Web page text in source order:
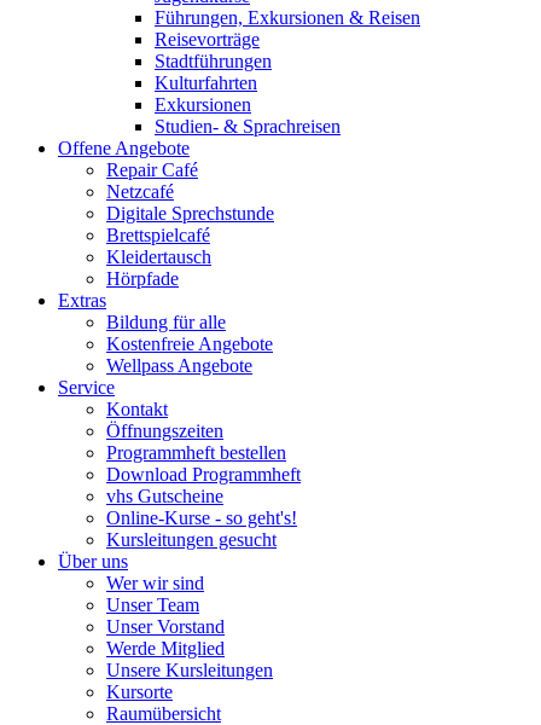
Führungen, Exkursionen & Reisen
Reisevorträge
Stadtführungen
Kulturfahrten
Exkursionen
Studien- & Sprachreisen
Offene Angebote
Repair Café
Netzcafé
Digitale Sprechstunde
Brettspielcafé
Kleidertausch
Hörpfade
Extras
Bildung für alle
Kostenfreie Angebote
Wellpass Angebote
Service
Kontakt
Öffnungszeiten
Programmheft bestellen
Download Programmheft
vhs Gutscheine
Online-Kurse - so geht's!
Kursleitungen gesucht
Über uns
Wer wir sind
Unser Team
Unser Vorstand
Werde Mitglied
Unsere Kursleitungen
Kursorte
Raumübersicht